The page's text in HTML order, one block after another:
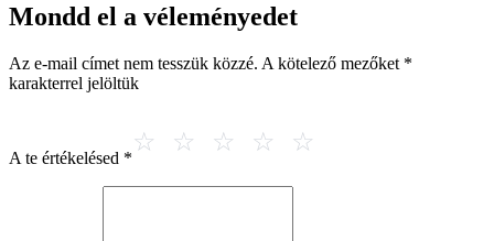
Mondd el a véleményedet
Az e-mail címet nem tesszük közzé. A kötelező mezőket *
karakterrel jelöltük
A te értékelésed *